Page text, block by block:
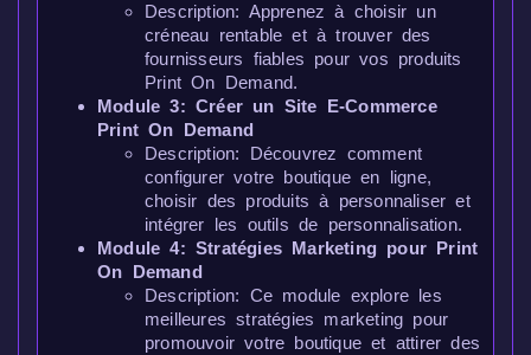
Description: Apprenez à choisir un
créneau rentable et à trouver des
fournisseurs fiables pour vos produits
Print On Demand.
Module 3: Créer un Site E-Commerce
Print On Demand
Description: Découvrez comment
configurer votre boutique en ligne,
choisir des produits à personnaliser et
intégrer les outils de personnalisation.
Module 4: Stratégies Marketing pour Print
On Demand
Description: Ce module explore les
meilleures stratégies marketing pour
promouvoir votre boutique et attirer des